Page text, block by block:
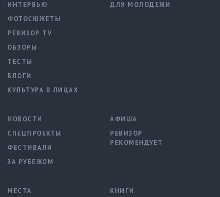
ИНТЕРВЬЮ
ФОТОСЮЖЕТЫ
РЕВИЗОР TV
ОБЗОРЫ
ТЕСТЫ
БЛОГИ
КУЛЬТУРА В ЛИЦАХ
ДЛЯ МОЛОДЕЖИ
НОВОСТИ
СПЕЦПРОЕКТЫ
ФЕСТИВАЛИ
ЗА РУБЕЖОМ
АФИША
РЕВИЗОР
РЕКОМЕНДУЕТ
МЕСТА КНИГИ